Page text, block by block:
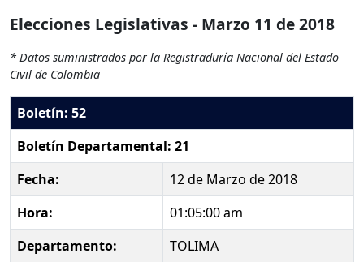
Elecciones Legislativas - Marzo 11 de 2018
* Datos suministrados por la Registraduría Nacional del Estado
Civil de Colombia
Boletín: 52
Boletín Departamental: 21
Fecha:
12 de Marzo de 2018
Hora:
01:05:00 am
Departamento:
TOLIMA